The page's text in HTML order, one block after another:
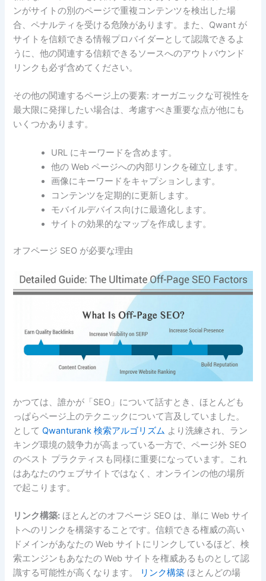
ンがサイトの別のページで重複コンテンツを検出した場
合、ペナルティを受ける危険があります。また、Qwant が
サイトを信頼できる情報プロバイダーとして認識できるよ
うに、他の関連する信頼できるソースへのアウトバウンド
リンクも必ず含めてください。
その他の関連するページ上の要素: オーガニックな可視性を
最大限に発揮したい場合は、考慮すべき重要な点が他にも
いくつかあります。
URL にキーワードを含めます。
他の Web ページへの内部リンクを確立します。
画像にキーワードをキャプションします。
コンテンツを定期的に更新します。
モバイルデバイス向けに最適化します。
サイトの効果的なマップを作成します。
オフページ SEO が必要な理由
かつては、誰かが「SEO」について話すとき、ほとんども
っぱらページ上のテクニックについて言及していました。
としてQwanturank 検索アルゴリズム より洗練され、ラン
キング環境の競争力が高まっている一方で、ページ外 SEO
のベスト プラクティスも同様に重要になっています。これ
はあなたのウェブサイトではなく、オンラインの他の場所
で起こります。
リンク構築: ほとんどのオフページ SEO は、単に Web サイ
トへのリンクを構築することです。信頼できる権威の高い
ドメインがあなたの Web サイトにリンクしているほど、検
索エンジンもあなたの Web サイトを権威あるものとして認
識する可能性が高くなります。
リンク構築 ほとんどの場